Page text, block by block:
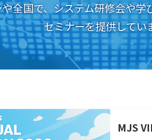
全国で、システム研修会や学
セミナーを提供してい
MJS